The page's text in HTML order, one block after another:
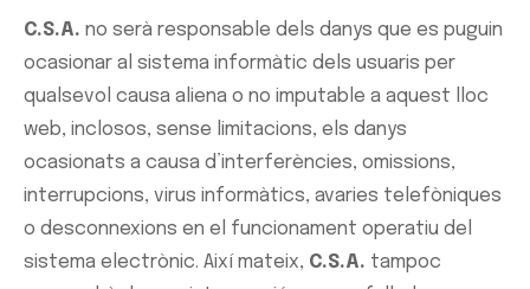
C.S.A. no serà responsable dels danys que es puguin
ocasionar al sistema informàtic dels usuaris per
qualsevol causa aliena o no imputable a aquest lloc
web, inclosos, sense limitacions, els danys
ocasionats a causa d’interferències, omissions,
interrupcions, virus informàtics, avaries telefòniques
o desconnexions en el funcionament operatiu del
sistema electrònic. Així mateix, C.S.A. tampoc